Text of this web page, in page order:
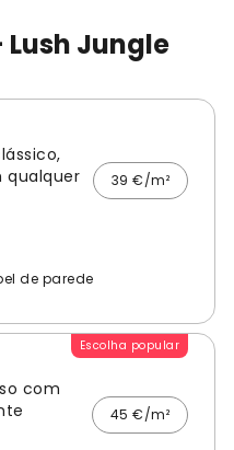
Jungle
qualquer
39 €/m²
de parede
Escolha popular
com
45 €/m²